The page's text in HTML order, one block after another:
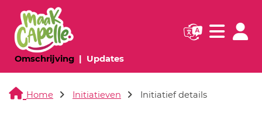
Omschrijving(huidige pagina)
Updates(huidige pagina)
Navigatie
Home Initiatieven Initiatief details